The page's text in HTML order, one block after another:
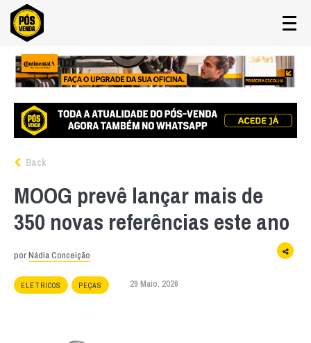
Back
MOOG prevê lançar mais de
350 novas referências este ano
porNádia Conceição
ELÉTRICOS PEÇAS 29 Maio, 2026